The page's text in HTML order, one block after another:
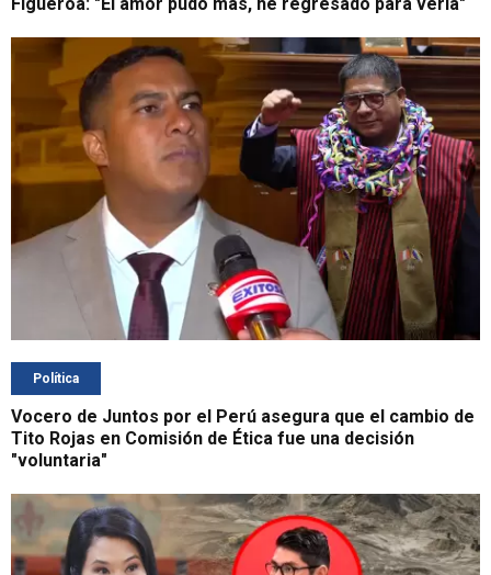
Política
Vocero de Juntos por el Perú asegura que el cambio de
Tito Rojas en Comisión de Ética fue una decisión
"voluntaria"